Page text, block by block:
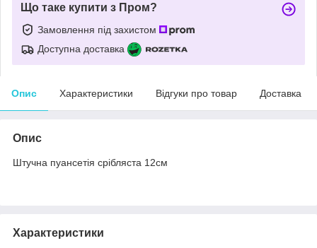
Що таке купити з Пром?
Замовлення під захистом
Доступна доставка
Опис Характеристики Відгуки про товар Доставка
Опис
Штучна пуансетія срібляста 12см
Характеристики